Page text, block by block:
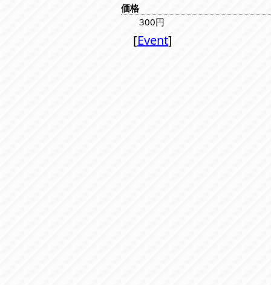
価格
300円
[Event]